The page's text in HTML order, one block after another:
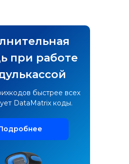
при работе
быстрее всех
DataMatrix коды.
вашего бизнеса